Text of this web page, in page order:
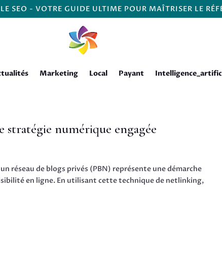
SEO - VOTRE GUIDE ULTIME POUR MAÎTRISER LE
Marketing Local Payant
stratégie numérique engagée
réseau de blogs privés (PBN) représente une démarche
en ligne. En utilisant cette technique de netlinking,